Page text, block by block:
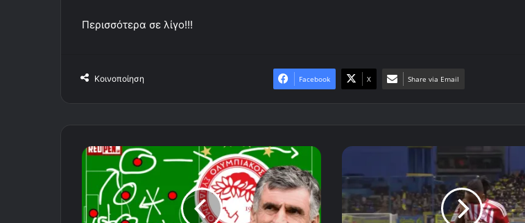
Περισσότερα σε λίγο!!!
Κοινοποίηση Facebook X Share via Email
Η
ενδεκάδα
Ολυμπιακού
Σπουδαίο
στο
Αγρίνιο!